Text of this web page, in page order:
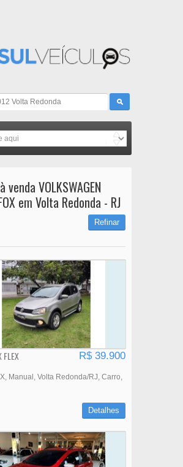
à venda VOLKSWAGEN
em Volta Redonda - RJ
Refinar
FLEX R$ 39.900
Manual Volta Redonda/RJ Carro
Detalhes